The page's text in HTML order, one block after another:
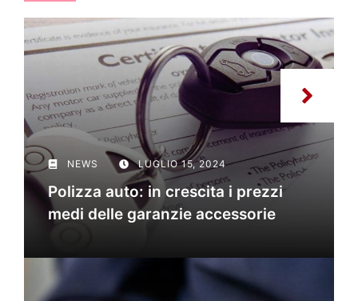
NEWS LUGLIO 15, 2024
Polizza auto: in crescita i prezzi
medi delle garanzie accessorie